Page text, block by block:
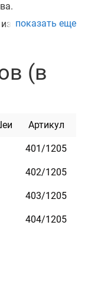
нанесения
номер
лазера,
и не тускнеет.
показать еще
(в
Артикул
401/1205
402/1205
403/1205
404/1205